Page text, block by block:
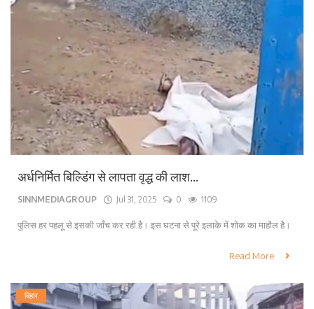
अर्धनिर्मित बिल्डिंग से लापता वृद्ध की लाश...
SINNMEDIAGROUP Jul 31, 2025 0 1109
पुलिस हर पहलू से इसकी जाँच कर रही है। इस घटना से पूरे इलाके में शोक का माहौल है।
Read More
बिहार